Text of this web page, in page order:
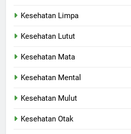
Kesehatan Limpa
Kesehatan Lutut
Kesehatan Mata
Kesehatan Mental
Kesehatan Mulut
Kesehatan Otak